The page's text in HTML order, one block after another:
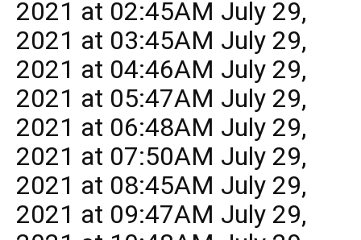
2021 at 02:45AM July 29,
2021 at 03:45AM July 29,
2021 at 04:46AM July 29,
2021 at 05:47AM July 29,
2021 at 06:48AM July 29,
2021 at 07:50AM July 29,
2021 at 08:45AM July 29,
2021 at 09:47AM July 29,